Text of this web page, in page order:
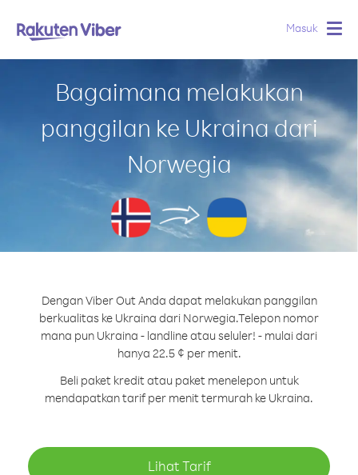
Masuk
Bagaimana melakukan
panggilan ke Ukraina dari
Norwegia
Dengan Viber Out Anda dapat melakukan panggilan
berkualitas ke Ukraina dari Norwegia.Telepon nomor
mana pun Ukraina - landline atau seluler! - mulai dari
hanya 22.5 ¢ per menit.
Beli paket kredit atau paket menelepon untuk
mendapatkan tarif per menit termurah ke Ukraina.
Lihat Tarif